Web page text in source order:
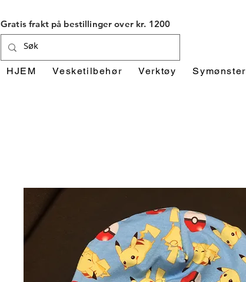
Gratis frakt på bestillinger over kr. 1200
HJEM Vesketilbehør Verktøy Symønster